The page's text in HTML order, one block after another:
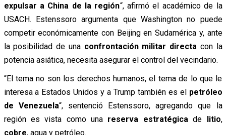
expulsar a China de la región“, afirmó el académico de la
USACH. Estenssoro argumenta que Washington no puede
competir económicamente con Beijing en Sudamérica y, ante
la posibilidad de una confrontación militar directa con la
potencia asiática, necesita asegurar el control del vecindario.
“El tema no son los derechos humanos, el tema de lo que le
interesa a Estados Unidos y a Trump también es el petróleo
de Venezuela“, sentenció Estenssoro, agregando que la
región es vista como una reserva estratégica de litio,
cobre, agua y petróleo.